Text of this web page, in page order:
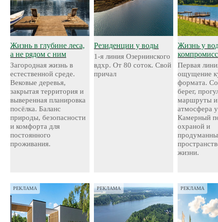
Жизнь в глубине леса,
а не рядом с ним
Загородная жизнь в
естественной среде.
Вековые деревья,
закрытая территория и
выверенная планировка
посёлка. Баланс
природы, безопасности
и комфорта для
постоянного
проживания.
Резиденции у воды
1-я линия Озернинского
вдхр. От 80 соток. Свой
причал
Жизнь у
Первая
ощущение
формата.
берег,
маршруты и
атмосфера
Камерный
охраной и
жизни.
РЕКЛАМА РЕКЛАМА РЕКЛАМА